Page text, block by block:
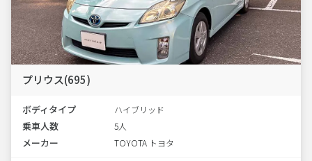
プリウス(695)
ボディタイプ ハイブリッド
乗車人数 5人
メーカー TOYOTA トヨタ